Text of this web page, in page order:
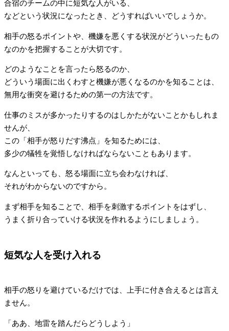
合宿のチームの中に短気な人がいる、
などという状況になったとき、どうすればいいでしょうか。
相手の怒るポイントや、機嫌を悪くする状況がどういったもの
なのかを把握することが大切です。
どのようなことを言ったら怒るのか、
どういう場面に出くわすと機嫌が悪くなるのかを知ることは、
無用な衝突を避けるための第一の方法です。
仕事のミスが多かったりするのはしかたがないことかもしれま
せんが、
この「相手が怒りだす沸点」を知るためには、
多少の犠牲を覚悟しなければならないこともあります。
なんといっても、怒る場面に立ち会わなければ、
それがわからないのですから。
まず相手を知ることで、相手を刺激するポイントをはずし、
うまく折り合っていける状況を作れるようにしましょう。
短気な人を受け入れる
相手の怒りを避けているだけでは、上手に付き合えるとは言え
ません。
「ああ、地雷を踏んだらどうしよう」